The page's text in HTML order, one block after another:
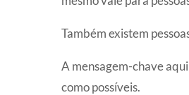
Também existem
A mensagem-chave
como possíveis.